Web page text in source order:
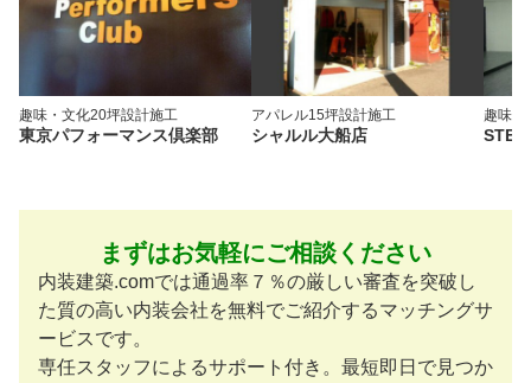
趣味・文化20坪設計施工
東京パフォーマンス倶楽部
アパレル15坪設計施工
シャルル大船店
趣味・
STEP
まずはお気軽にご相談ください
内装建築.comでは通過率７％の厳しい審査を突破し
た質の高い内装会社を無料でご紹介するマッチングサ
ービスです。
専任スタッフによるサポート付き。最短即日で見つか